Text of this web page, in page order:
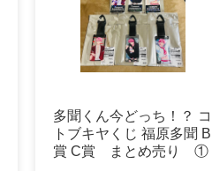
多聞くん今どっち！？ コ
トブキヤくじ 福原多聞 B
賞 C賞 まとめ売り ①